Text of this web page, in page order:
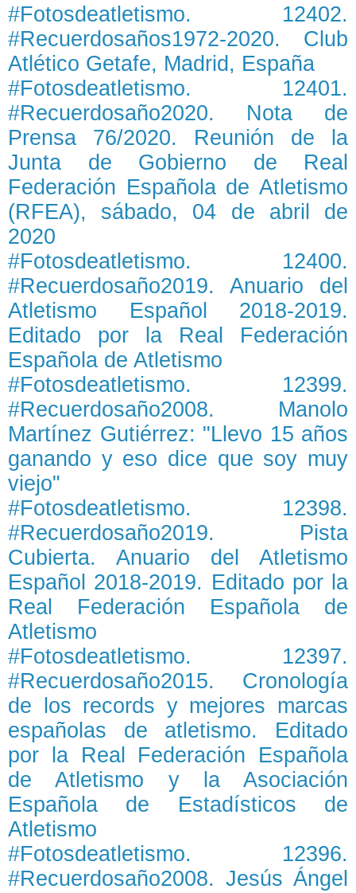
#Fotosdeatletismo. 12402.
#Recuerdosaños1972-2020. Club
Atlético Getafe, Madrid, España
#Fotosdeatletismo. 12401.
#Recuerdosaño2020. Nota de
Prensa 76/2020. Reunión de la
Junta de Gobierno de Real
Federación Española de Atletismo
(RFEA), sábado, 04 de abril de
2020
#Fotosdeatletismo. 12400.
#Recuerdosaño2019. Anuario del
Atletismo Español 2018-2019.
Editado por la Real Federación
Española de Atletismo
#Fotosdeatletismo. 12399.
#Recuerdosaño2008. Manolo
Martínez Gutiérrez: "Llevo 15 años
ganando y eso dice que soy muy
viejo"
#Fotosdeatletismo. 12398.
#Recuerdosaño2019. Pista
Cubierta. Anuario del Atletismo
Español 2018-2019. Editado por la
Real Federación Española de
Atletismo
#Fotosdeatletismo. 12397.
#Recuerdosaño2015. Cronología
de los records y mejores marcas
españolas de atletismo. Editado
por la Real Federación Española
de Atletismo y la Asociación
Española de Estadísticos de
Atletismo
#Fotosdeatletismo. 12396.
#Recuerdosaño2008. Jesús Ángel